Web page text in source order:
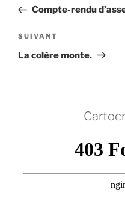
l’article
précédent
Compte-rendu
Article
suivant
SUIVANT
La colère monte.